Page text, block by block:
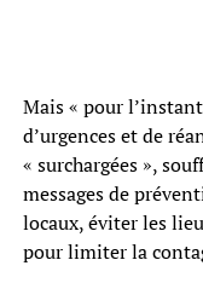
Mais « pour
d’urgences et de
« surchargées »,
messages de
locaux, éviter les
pour limiter la